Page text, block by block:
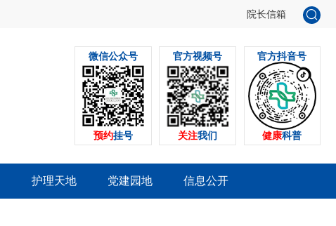
院长信箱
微信公众号
预约挂号
官方视频号
关注我们
官方抖音号
健康科普
护理天地 党建园地 信息公开